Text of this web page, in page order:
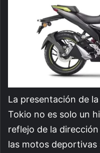
La presentación de
Tokio no es solo un
reflejo de la
las motos